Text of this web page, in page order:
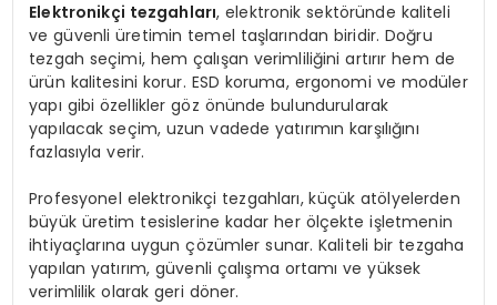
Elektronikçi tezgahları, elektronik sektöründe kaliteli
ve güvenli üretimin temel taşlarından biridir. Doğru
tezgah seçimi, hem çalışan verimliliğini artırır hem de
ürün kalitesini korur. ESD koruma, ergonomi ve modüler
yapı gibi özellikler göz önünde bulundurularak
yapılacak seçim, uzun vadede yatırımın karşılığını
fazlasıyla verir.
Profesyonel elektronikçi tezgahları, küçük atölyelerden
büyük üretim tesislerine kadar her ölçekte işletmenin
ihtiyaçlarına uygun çözümler sunar. Kaliteli bir tezgaha
yapılan yatırım, güvenli çalışma ortamı ve yüksek
verimlilik olarak geri döner.